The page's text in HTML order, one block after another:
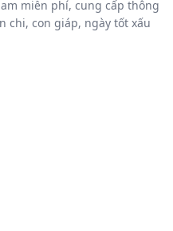
miễn phí, cung cấp thông
chi, con giáp, ngày tốt xấu